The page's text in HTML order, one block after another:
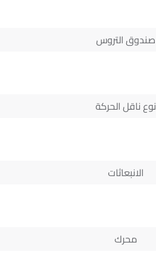
صندوق التروس
نوع ناقل الحركة
الانبعاثات
محرك